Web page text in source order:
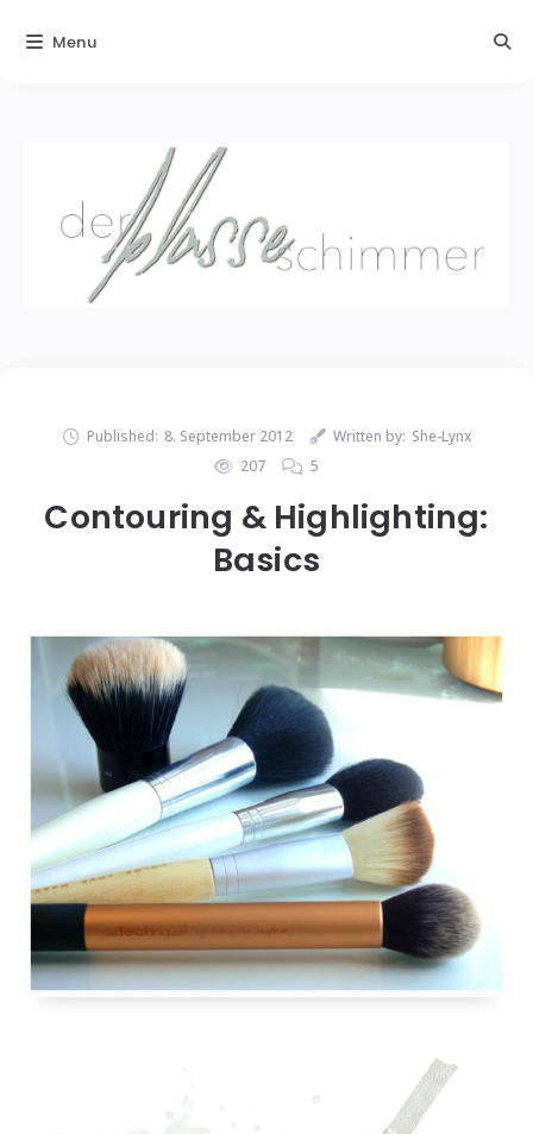
Published: 8. September 2012 Written by: She-Lynx
207
5
Contouring & Highlighting:
Basics
Menu